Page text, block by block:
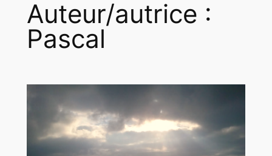
Auteur/autrice :
Pascal